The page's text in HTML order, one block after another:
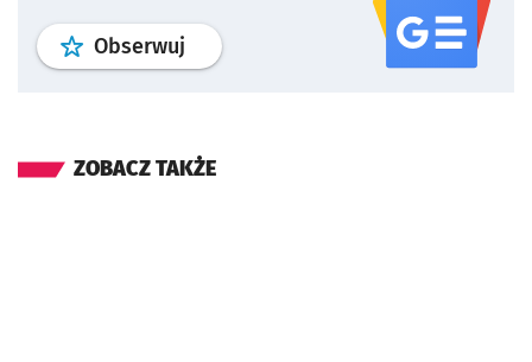
Obserwuj profil serwisu
ZOBACZ TAKŻE